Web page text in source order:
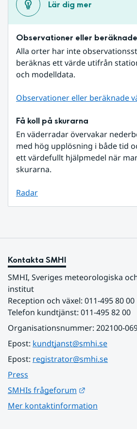
Lär dig mer
Observationer eller
Alla orter har inte
beräknas ett värde utifrån
och modelldata.
Observationer eller beräknade
Få koll på skurarna
En väderradar övervakar
med hög upplösning i både tid
ett värdefullt hjälpmedel när
skurarna.
Radar
Kontakta SMHI
SMHI, Sveriges meteorologiska
institut
Reception och växel: 011-495 80 00
Telefon kundtjänst: 011-495 82 00
Organisationsnummer: 202100-
Epost: kundtjanst@smhi.se
Epost: registrator@smhi.se
Press
SMHIs frågeforum
Mer kontaktinformation